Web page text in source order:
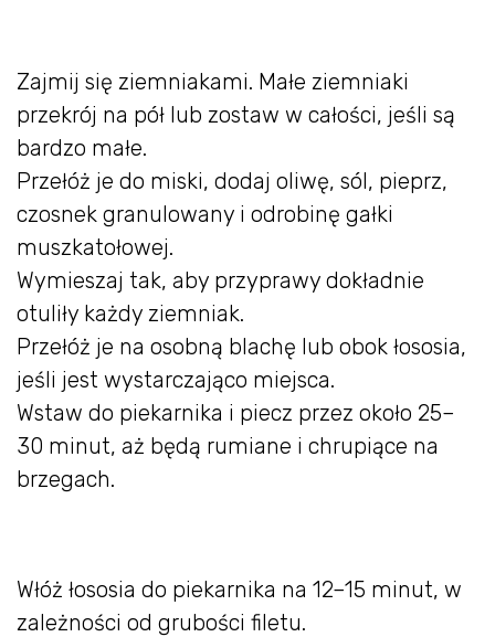
Zajmij się ziemniakami. Małe ziemniaki
przekrój na pół lub zostaw w całości, jeśli są
bardzo małe.
Przełóż je do miski, dodaj oliwę, sól, pieprz,
czosnek granulowany i odrobinę gałki
muszkatołowej.
Wymieszaj tak, aby przyprawy dokładnie
otuliły każdy ziemniak.
Przełóż je na osobną blachę lub obok łososia,
jeśli jest wystarczająco miejsca.
Wstaw do piekarnika i piecz przez około 25–
30 minut, aż będą rumiane i chrupiące na
brzegach.
Włóż łososia do piekarnika na 12–15 minut, w
zależności od grubości filetu.